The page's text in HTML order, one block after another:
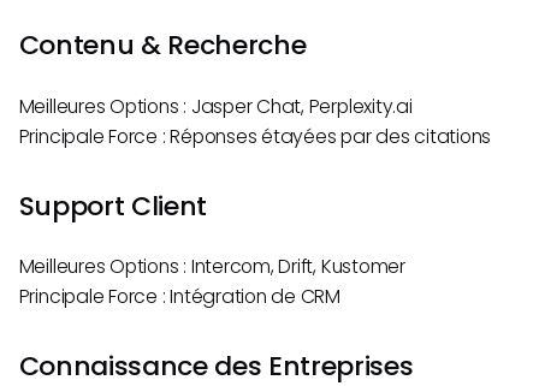
Contenu & Recherche
Meilleures Options : Jasper Chat, Perplexity.ai
Principale Force : Réponses étayées par des citations
Support Client
Meilleures Options : Intercom, Drift, Kustomer
Principale Force : Intégration de CRM
Connaissance des Entreprises